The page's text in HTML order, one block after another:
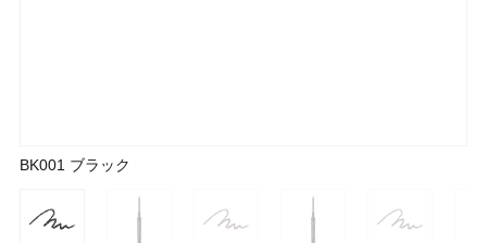
BK001 ブラック
BK001 ブラック
BR330 ブラウン
BR330 ブラウン
BR332 グレージュブラウン
BR332 グレージュブラウン
RD430 カシスブラウン
RD430 カシスブラウン
PK830 モーヴピンク
PK830 モーヴピンク
BE831 アプリコットベージュ
BE831 アプリコットベージュ